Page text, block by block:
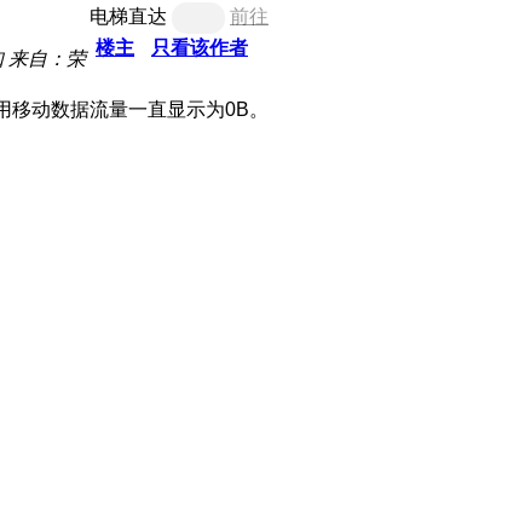
电梯直达
前往
楼主
只看该作者
来自：荣
动数据流量一直显示为0B。